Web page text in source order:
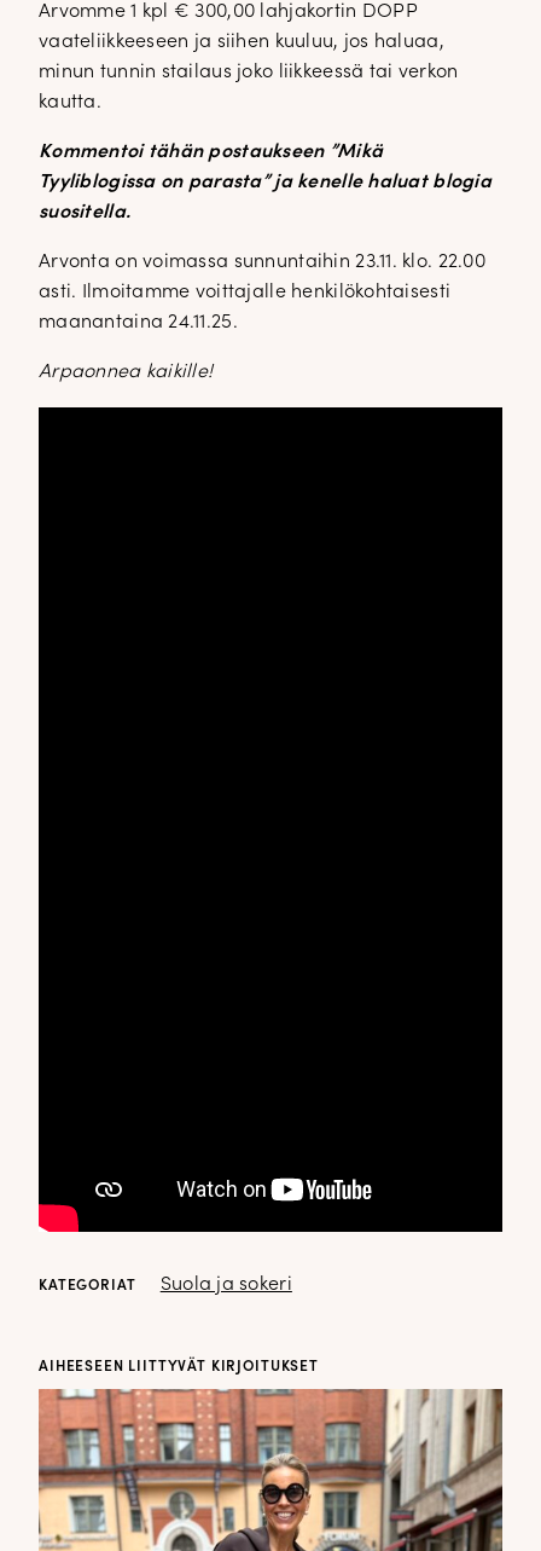
Arvomme 1 kpl € 300,00 lahjakortin DOPP
vaateliikkeeseen ja siihen kuuluu, jos haluaa,
minun tunnin stailaus joko liikkeessä tai verkon
kautta.
Kommentoi tähän postaukseen ”Mikä
Tyyliblogissa on parasta” ja kenelle haluat blogia
suositella.
Arvonta on voimassa sunnuntaihin 23.11. klo. 22.00
asti. Ilmoitamme voittajalle henkilökohtaisesti
maanantaina 24.11.25.
Arpaonnea kaikille!
KATEGORIAT Suola ja sokeri
AIHEESEEN LIITTYVÄT KIRJOITUKSET